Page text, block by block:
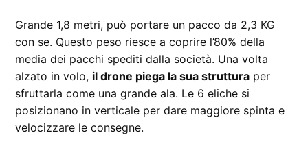
Grande 1,8 metri, può portare un pacco da 2,3 KG
con se. Questo peso riesce a coprire l’80% della
media dei pacchi spediti dalla società. Una volta
alzato in volo, il drone piega la sua struttura per
sfruttarla come una grande ala. Le 6 eliche si
posizionano in verticale per dare maggiore spinta e
velocizzare le consegne.